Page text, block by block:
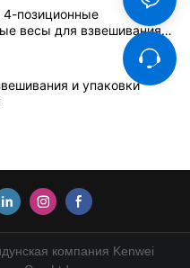
4-позиционные
весы для взвешивания
и упаковки
компания Kenwei